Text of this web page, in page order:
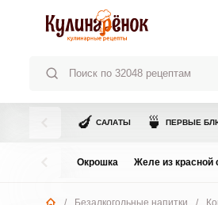
🍆 САЛАТЫ 🍵 ПЕРВЫЕ
Окрошка Желе из красной
/ Безалкогольные напитки /